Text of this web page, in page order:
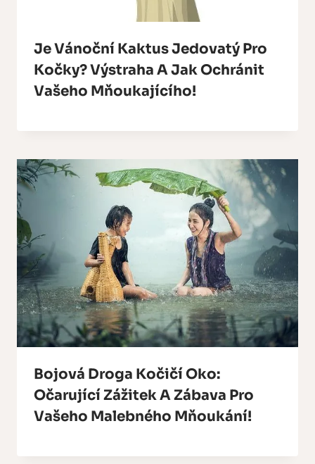
Je Vánoční Kaktus Jedovatý Pro
Kočky? Výstraha A Jak Ochránit
Vašeho Mňoukajícího!
Bojová Droga Kočičí Oko:
Očarující Zážitek A Zábava Pro
Vašeho Malebného Mňoukání!